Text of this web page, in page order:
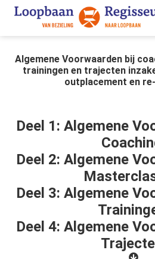
Algemene Voorwaardenbij
trainingen en trajecten
outplacement en
Deel 1: Algemene
Deel 2: Algemene
Deel 3: Algemene
Deel 4: Algemene
om
gebruikt